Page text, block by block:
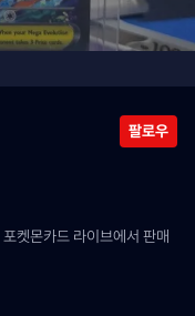
팔로우
켓몬카드 라이브에서 판매